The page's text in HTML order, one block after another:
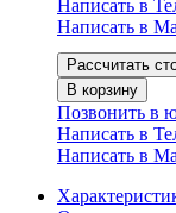
Написать в
Написать в
Рассчитать
В корзину
Позвонить в
Написать в
Написать в